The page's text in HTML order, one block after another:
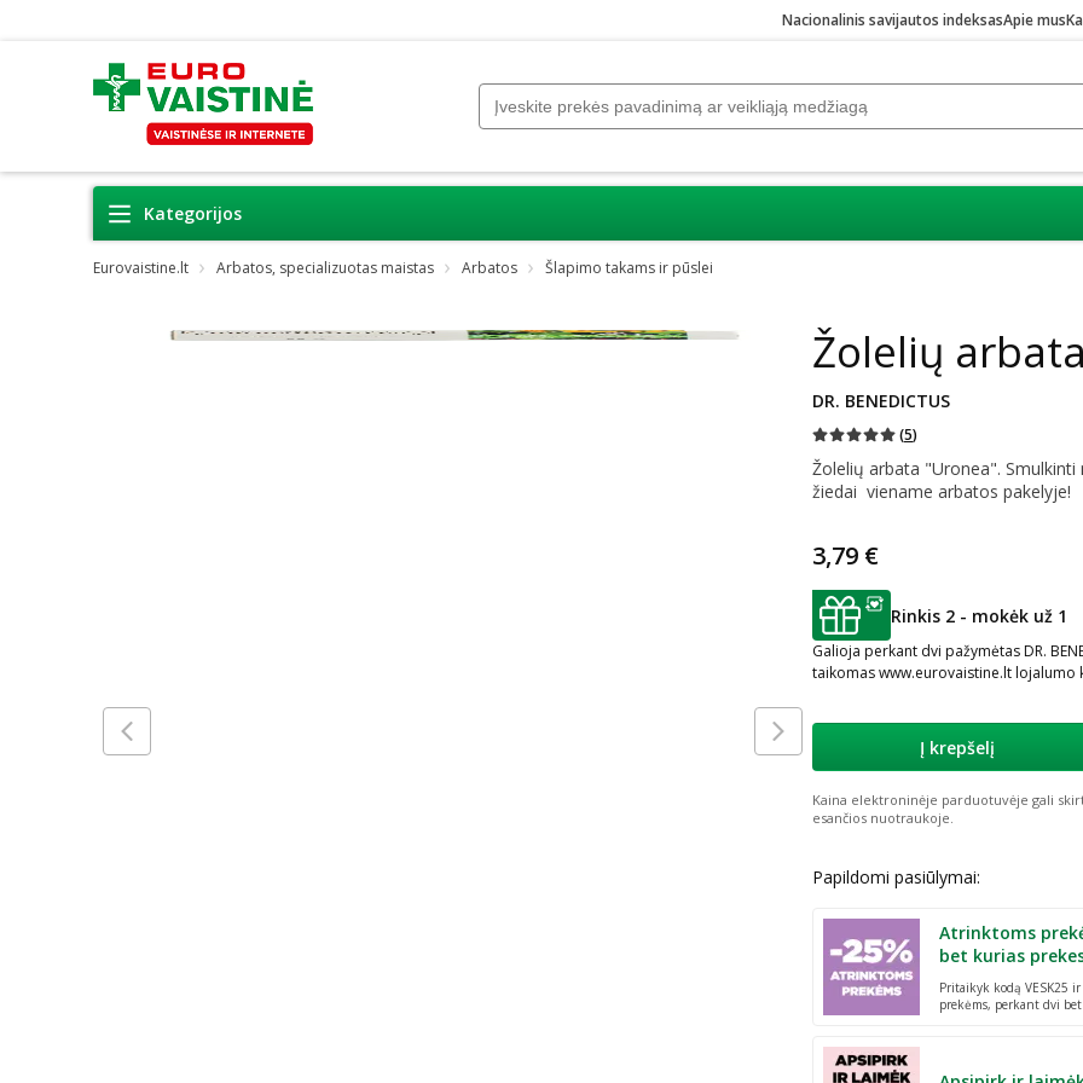
Nacionalinis savijautos indeksasApie mus
Kategorijos
Eurovaistine.lt Arbatos, specializuotas maistas Arbatos Šlapimo takams ir pūslei
Žolelių
DR. BENEDICTUS
(5)
Žolelių arbata "Uronea".
žiedai viename arbatos pakelyje!
3,79 €
patarimas Rinkis 2 - mokėk už 1
Galioja perkant dvi pažymėtas DR.
taikomas www.eurovaistine.lt lojalumo
Į krepšelį
Kaina elektroninėje parduotuvėje gali
esančios nuotraukoje.
Papildomi pasiūlymai:
Atrinktoms
bet kurias
Pritaikyk kodą VESK25
prekėms, perkant dvi